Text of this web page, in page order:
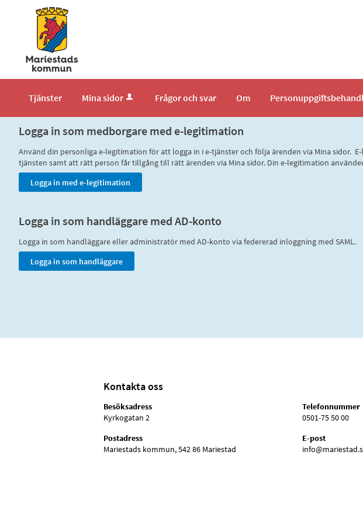
Välkommen
Mariestads
Tjänster Mina sidor Frågor och svar Om
Logga in som medborgare med e-legitimation
Använd din personliga e-legitimation för att logga in i e-tjänster och följa ärenden via Mina sidor.
tjänsten samt att rätt person får tillgång till rätt ärenden via Mina sidor. Din e-legitimation
Logga in som handläggare med AD-konto
Logga in som handläggare eller administratör med AD-konto via federerad inloggning med SAML.
Kontakta oss
Besöksadress
Kyrkogatan 2
Postadress
Mariestads kommun, 542 86 Mariestad
Telefonnummer
0501-75 50 00
E-post